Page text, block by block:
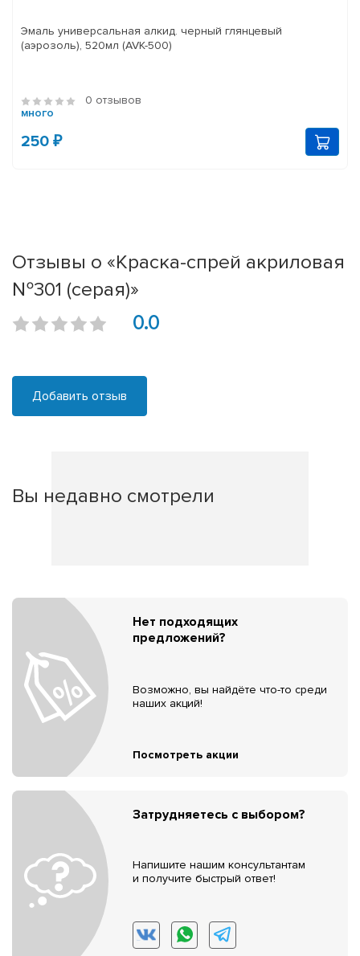
Эмаль универсальная алкид. черный глянцевый
(аэрозоль), 520мл (AVK-500)
0 отзывов
много
250 ₽
Отзывы о «Краска-спрей акриловая
№301 (серая)»
0.0
Добавить отзыв
Вы недавно смотрели
Нет подходящих
предложений?
Возможно, вы найдёте что-то среди
наших акций!
Посмотреть акции
Затрудняетесь с выбором?
Напишите нашим консультантам
и получите быстрый ответ!